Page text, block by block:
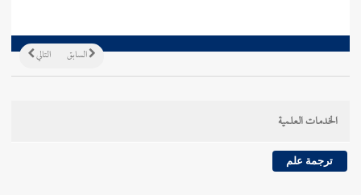
التالي السابق
الخدمات العلمية
ترجمة علم